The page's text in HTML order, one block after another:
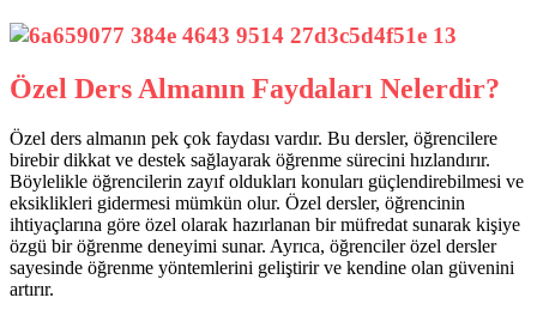
Özel Ders Almanın Faydaları Nelerdir?
Özel ders almanın pek çok faydası vardır. Bu dersler, öğrencilere
birebir dikkat ve destek sağlayarak öğrenme sürecini hızlandırır.
Böylelikle öğrencilerin zayıf oldukları konuları güçlendirebilmesi ve
eksiklikleri gidermesi mümkün olur. Özel dersler, öğrencinin
ihtiyaçlarına göre özel olarak hazırlanan bir müfredat sunarak kişiye
özgü bir öğrenme deneyimi sunar. Ayrıca, öğrenciler özel dersler
sayesinde öğrenme yöntemlerini geliştirir ve kendine olan güvenini
artırır.